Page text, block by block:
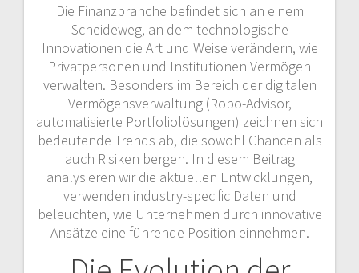
Die Finanzbranche befindet sich an einem
Scheideweg, an dem technologische
Innovationen die Art und Weise verändern, wie
Privatpersonen und Institutionen Vermögen
verwalten. Besonders im Bereich der digitalen
Vermögensverwaltung (Robo-Advisor,
automatisierte Portfoliolösungen) zeichnen sich
bedeutende Trends ab, die sowohl Chancen als
auch Risiken bergen. In diesem Beitrag
analysieren wir die aktuellen Entwicklungen,
verwenden industry-specific Daten und
beleuchten, wie Unternehmen durch innovative
Ansätze eine führende Position einnehmen.